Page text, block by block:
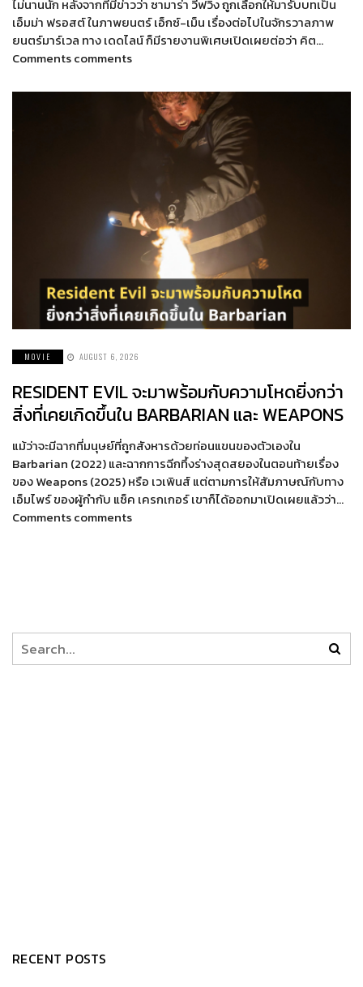
ไม่นานนัก หลังจากที่มีข่าวว่า ซามาร่า วีฟวิ่ง ถูกเลือกให้มารับบทเป็น
เอ็มม่า ฟรอสต์ ในภาพยนตร์ เอ็กซ์-เม็น เรื่องต่อไปในจักรวาลภาพ
ยนตร์มาร์เวล ทาง เดดไลน์ ก็มีรายงานพิเศษเปิดเผยต่อว่า คิต…
Comments comments
MOVIE AUGUST 6, 2026
RESIDENT EVIL จะมาพร้อมกับความโหดยิ่งกว่า
สิ่งที่เคยเกิดขึ้นใน BARBARIAN และ WEAPONS
แม้ว่าจะมีฉากที่มนุษย์ที่ถูกสังหารด้วยท่อนแขนของตัวเองใน
Barbarian (2022) และฉากการฉีกทึ้งร่างสุดสยองในตอนท้ายเรื่อง
ของ Weapons (2025) หรือ เวเพินส์ แต่ตามการให้สัมภาษณ์กับทาง
เอ็มไพร์ ของผู้กำกับ แซ็ค เครกเกอร์ เขาก็ได้ออกมาเปิดเผยแล้วว่า…
Comments comments
RECENT POSTS